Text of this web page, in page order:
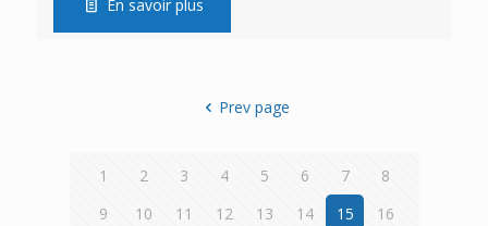
En savoir plus
Prev page
1 2 3 4 5 6 7
8
9
10 11 12 13 14 15
16